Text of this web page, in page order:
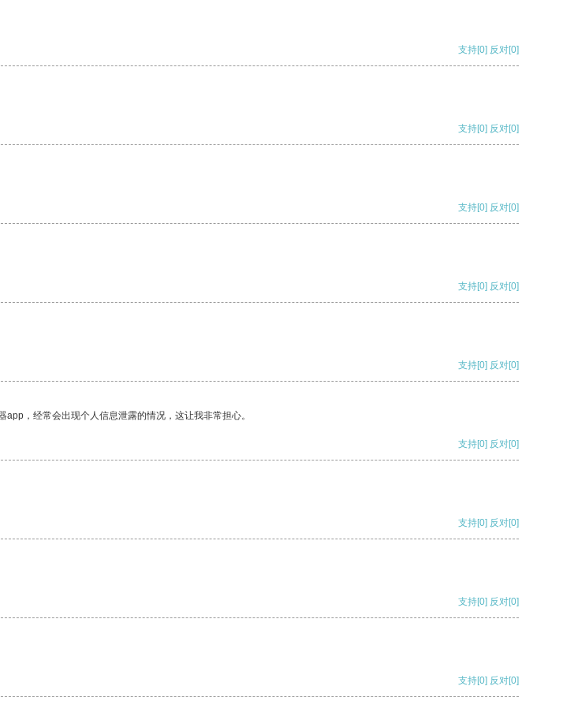
支持[0] 反对[0]
支持[0] 反对[0]
支持[0] 反对[0]
支持[0] 反对[0]
支持[0] 反对[0]
，经常会出现个人信息泄露的情况，这让我非常担心。
支持[0] 反对[0]
支持[0] 反对[0]
支持[0] 反对[0]
支持[0] 反对[0]